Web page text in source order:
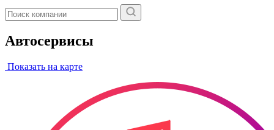
Автосервисы
Показать на карте